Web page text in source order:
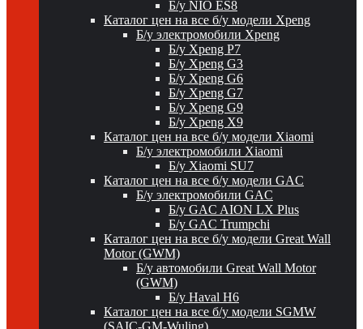
Б/у NIO ES8
Каталог цен на все б/у модели Xpeng
Б/у электромобили Xpeng
Б/у Xpeng P7
Б/у Xpeng G3
Б/у Xpeng G6
Б/у Xpeng G7
Б/у Xpeng G9
Б/у Xpeng X9
Каталог цен на все б/у модели Xiaomi
Б/у электромобили Xiaomi
Б/у Xiaomi SU7
Каталог цен на все б/у модели GAC
Б/у электромобили GAC
Б/у GAC AION LX Plus
Б/у GAC Trumpchi
Каталог цен на все б/у модели Great Wall
Motor (GWM)
Б/у автомобили Great Wall Motor
(GWM)
Б/у Haval H6
Каталог цен на все б/у модели SGMW
(SAIC-GM-Wuling)